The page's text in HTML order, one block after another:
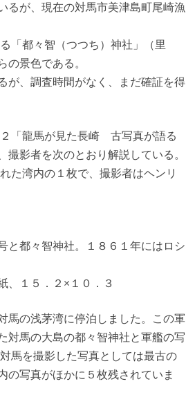
るが、現在の対馬市美津島町尾崎漁
「都々智（つつち）神社」（里
景色である。
が、調査時間がなく、まだ確証を得
「龍馬が見た長崎 古写真が語る
影者を次のとおり解説している。
た湾内の１枚で、撮影者はヘンリ
と都々智神社。１８６１年にはロシ
、１５．２×１０．３
馬の浅茅湾に停泊しました。この軍
対馬の大島の都々智神社と軍艦の写
馬を撮影した写真としては最古の
の写真がほかに５枚残されていま